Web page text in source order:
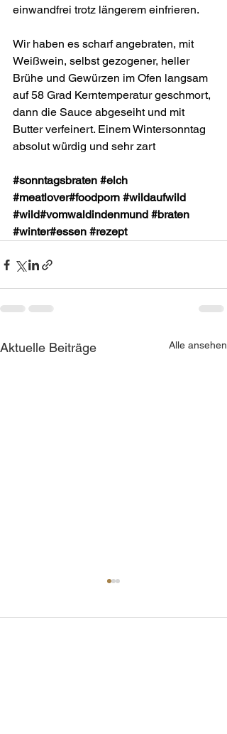
einwandfrei trotz längerem einfrieren.
Wir haben es scharf angebraten, mit
Weißwein, selbst gezogener, heller
Brühe und Gewürzen im Ofen langsam
auf 58 Grad Kerntemperatur geschmort,
dann die Sauce abgeseiht und mit
Butter verfeinert. Einem Wintersonntag
absolut würdig und sehr zart
#sonntagsbraten #elch
#meatlover#foodporn #wildaufwild
#wild#vomwaldindenmund #braten
#winter#essen #rezept
Aktuelle Beiträge Alle ansehen